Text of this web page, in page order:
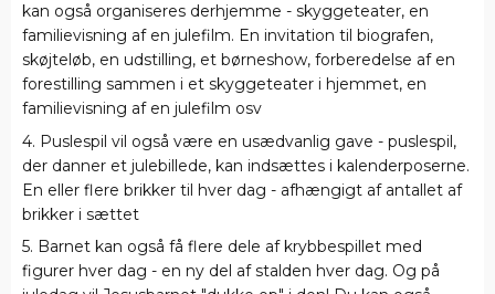
kan også organiseres derhjemme - skyggeteater, en
familievisning af en julefilm. En invitation til biografen,
skøjteløb, en udstilling, et børneshow, forberedelse af en
forestilling sammen i et skyggeteater i hjemmet, en
familievisning af en julefilm osv
4. Puslespil vil også være en usædvanlig gave - puslespil,
der danner et julebillede, kan indsættes i kalenderposerne.
En eller flere brikker til hver dag - afhængigt af antallet af
brikker i sættet
5. Barnet kan også få flere dele af krybbespillet med
figurer hver dag - en ny del af stalden hver dag. Og på